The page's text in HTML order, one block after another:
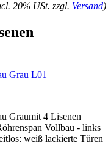
20% USt. zzgl. Versand)
Grau L01
Graumit 4 Lisenen
Vollbau - links
weiß lackierte Türen